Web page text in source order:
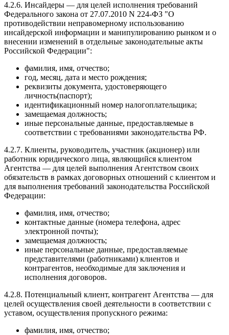
4.2.6. Инсайдеры — для целей исполнения требований
Федерального закона от 27.07.2010 N 224-ФЗ "О
противодействии неправомерному использованию
инсайдерской информации и манипулированию рынком и о
внесении изменений в отдельные законодательные акты
Российской Федерации":
фамилия, имя, отчество;
год, месяц, дата и место рождения;
реквизиты документа, удостоверяющего
личность(паспорт);
идентификационный номер налогоплательщика;
замещаемая должность;
иные персональные данные, предоставляемые в
соответствии с требованиями законодательства РФ.
4.2.7. Клиенты, руководитель, участник (акционер) или
работник юридического лица, являющийся клиентом
Агентства — для целей выполнения Агентством своих
обязательств в рамках договорных отношений с клиентом и
для выполнения требований законодательства Российской
Федерации:
фамилия, имя, отчество;
контактные данные (номера телефона, адрес
электронной почты);
замещаемая должность;
иные персональные данные, предоставляемые
представителями (работниками) клиентов и
контрагентов, необходимые для заключения и
исполнения договоров.
4.2.8. Потенциальный клиент, контрагент Агентства — для
целей осуществления своей деятельности в соответствии с
уставом, осуществления пропускного режима:
фамилия, имя, отчество;